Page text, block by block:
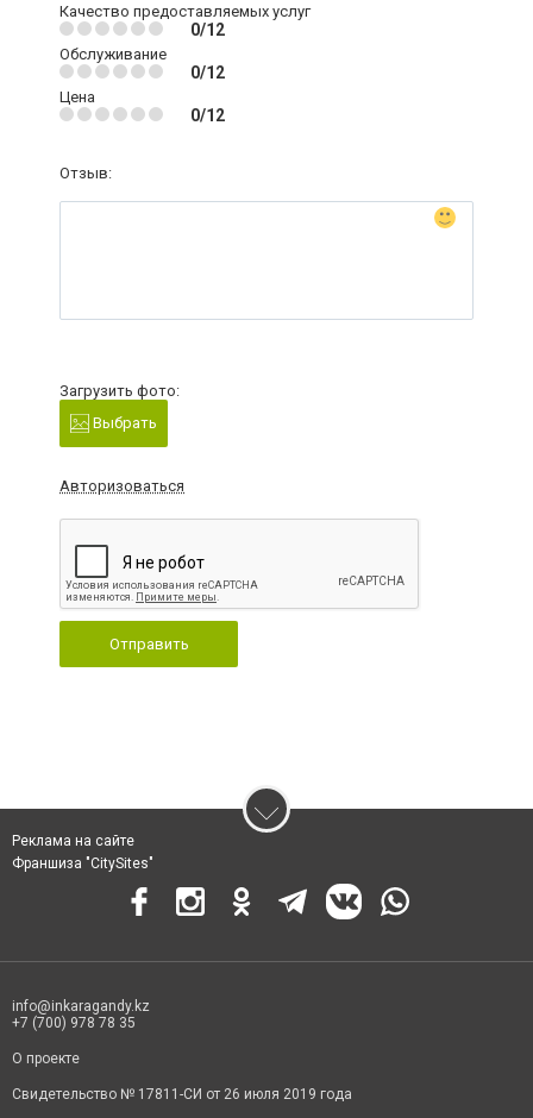
Качество предоставляемых услуг
0/12
Обслуживание
0/12
Цена
0/12
Отзыв:
Загрузить фото:
Выбрать
Авторизоваться
Отправить
Реклама на сайте
Франшиза "CitySites"
info@inkaragandy.kz
+7 (700) 978 78 35
О проекте
Свидетельство № 17811-СИ от 26 июля 2019 года